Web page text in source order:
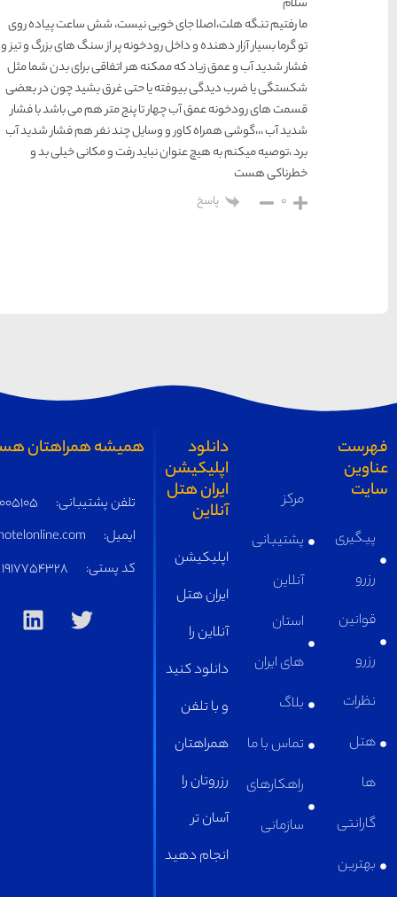
نیست، شش ساعت پیاده روی
پر از سنگ های بزرگ و تیز و
هر اتفاقی برای بدن شما مثل
حتی غرق بشید چون در بعضی
پنج متر هم می باشد با فشار
چند نفر هم فشار شدید آب
رفت و مکانی خیلی بد و
همیشه همراهتان هستیم
تلفن پشتیبانی:
05191005105
ایمیل:
supply@iranhotelonline.com
کد پستی:
1917754328